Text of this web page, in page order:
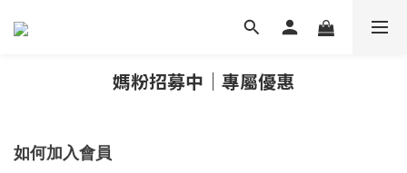
媽粉招募中｜專屬優惠
如何加入會員